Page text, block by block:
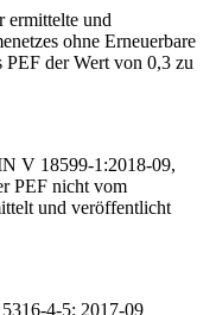
ermittelte und
ohne Erneuerbare
PEF der Wert von 0,3 zu
V 18599-1:2018-09,
PEF nicht vom
und veröffentlicht
4-5: 2017-09